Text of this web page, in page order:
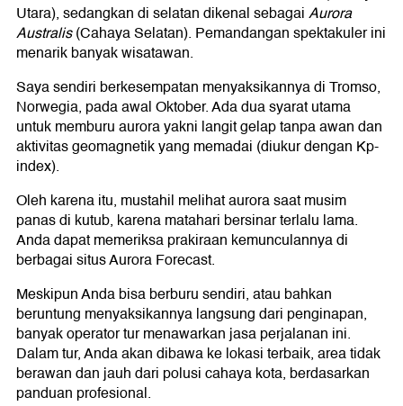
Utara), sedangkan di selatan dikenal sebagaiAurora
Australis(Cahaya Selatan). Pemandangan spektakuler ini
menarik banyak wisatawan.
Saya sendiri berkesempatan menyaksikannya di Tromso,
Norwegia, pada awal Oktober. Ada dua syarat utama
untuk memburu aurora yakni langit gelap tanpa awan dan
aktivitas geomagnetik yang memadai (diukur dengan Kp-
index).
Oleh karena itu, mustahil melihat aurora saat musim
panas di kutub, karena matahari bersinar terlalu lama.
Anda dapat memeriksa prakiraan kemunculannya di
berbagai situs Aurora Forecast.
Meskipun Anda bisa berburu sendiri, atau bahkan
beruntung menyaksikannya langsung dari penginapan,
banyak operator tur menawarkan jasa perjalanan ini.
Dalam tur, Anda akan dibawa ke lokasi terbaik, area tidak
berawan dan jauh dari polusi cahaya kota, berdasarkan
panduan profesional.